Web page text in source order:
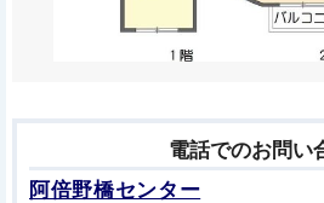
電話でのお問い
阿倍野橋センター